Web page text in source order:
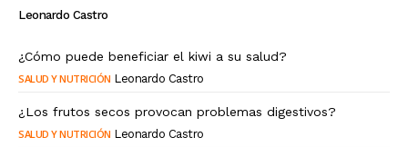
Leonardo Castro
¿Cómo puede beneficiar el kiwi a su salud?
SALUD Y NUTRICIÓN Leonardo Castro
¿Los frutos secos provocan problemas digestivos?
SALUD Y NUTRICIÓN Leonardo Castro